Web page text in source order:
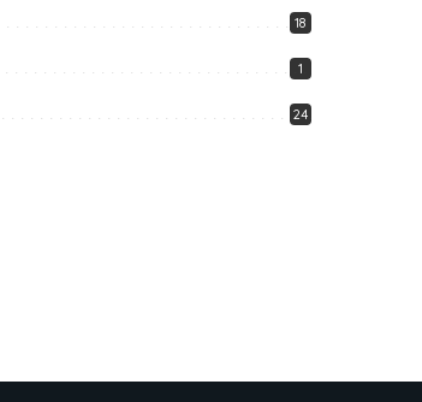
18
1
24